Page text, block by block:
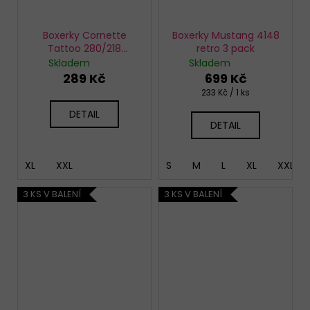
Boxerky Cornette
Tattoo 280/218
Coconut
Skladem
289 Kč
DETAIL
XL XXL
Boxerky Mustang 4148
retro 3 pack
Skladem
699 Kč
Měrná
233 Kč / 1 ks
DETAIL
S M L XL XXL
3 KS V BALENÍ 3 KS V BALENÍ